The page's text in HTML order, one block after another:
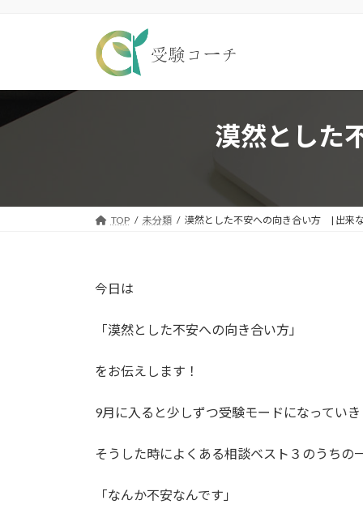
ツ
ス
シ
ン
漠然とした
TOP 未分類 漠然とした不安への向き合い方 | 出来
今日は
「漠然とした不安への向き合い方」
をお伝えします！
9月に入ると少しずつ受験モードになっていき
そうした時によくある相談ベスト３のうちの一
「なんか不安なんです」